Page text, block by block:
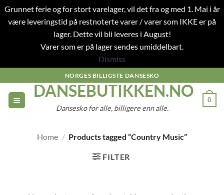
Grunnet ferie og for stort varelager, vil det fra og med 1. Mai i år
være leveringstid på restnoterte varer / varer som IKKE er på
lager. Dette vil bli leveres i August!
Varer som er på lager sendes umiddelbart.
Dismiss
to
content
NORGES BILLIGSTE DANSESKO
DANSEBUTIKKEN.NO
Dansesko for alle, billigere enn alle.
0
Home / Products tagged “Country Music”
FILTER